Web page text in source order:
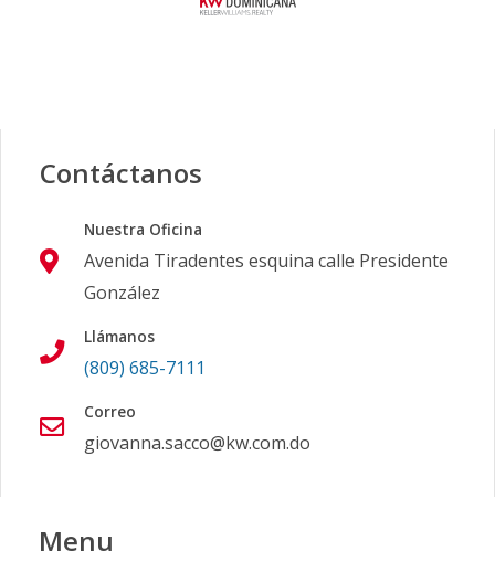
Contáctanos
Nuestra Oficina
Avenida Tiradentes esquina calle Presidente
González
Llámanos
(809) 685-7111
Correo
giovanna.sacco@kw.com.do
Menu